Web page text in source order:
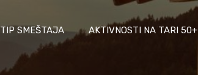
TIP SMEŠTAJA AKTIVNOSTI NA TARI 50+